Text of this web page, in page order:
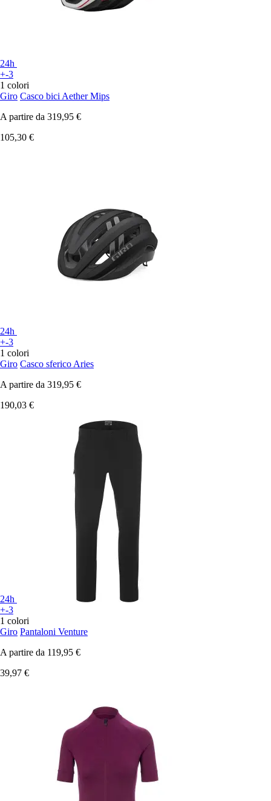
24h
+-3
1 colori
Giro Casco bici Aether Mips
A partire da 319,95 €
105,30 €
24h
+-3
1 colori
Giro Casco sferico Aries
A partire da 319,95 €
190,03 €
24h
+-3
1 colori
Giro Pantaloni Venture
A partire da 119,95 €
39,97 €